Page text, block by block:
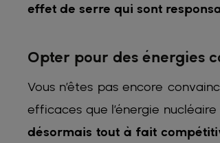
effet de serre qui sont
Opter pour des énergies
Vous n’êtes pas encore
efficaces que l’énergie
désormais tout à fait